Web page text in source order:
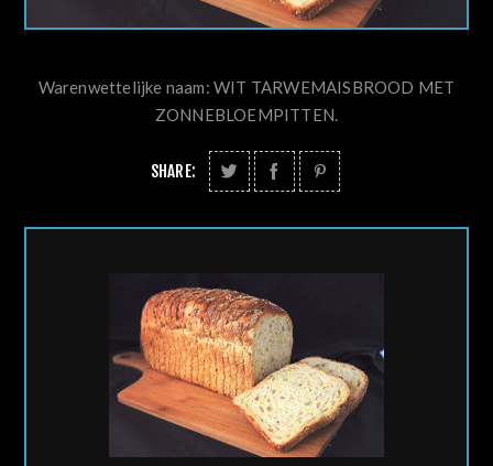
Warenwettelijke naam: WIT TARWEMAISBROOD MET
ZONNEBLOEMPITTEN.
SHARE: